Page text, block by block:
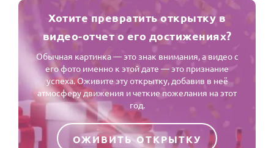
Хотите превратить открытку в
видео-отчет о его достижениях?
Обычная картинка — это знак внимания, а видео с
его фото именно к этой дате — это признание
успеха. Оживите эту открытку, добавив в неё
атмосферу движения и четкие пожелания на этот
год.
ОЖИВИТЬ ОТКРЫТКУ